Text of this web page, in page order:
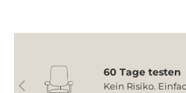
Vorherige
60 Tage testen
Kein Risiko.